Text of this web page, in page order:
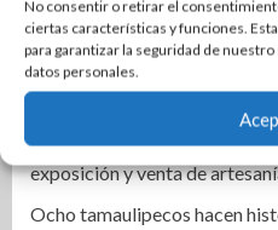
No consentir o retirar el
ciertas características y funciones.
para garantizar la seguridad de
datos personales.
Instala Sector Salud Comité
para garantizar un trato digno
Promueve CEDES Altamira
exposición y venta de
Ocho tamaulipecos hacen